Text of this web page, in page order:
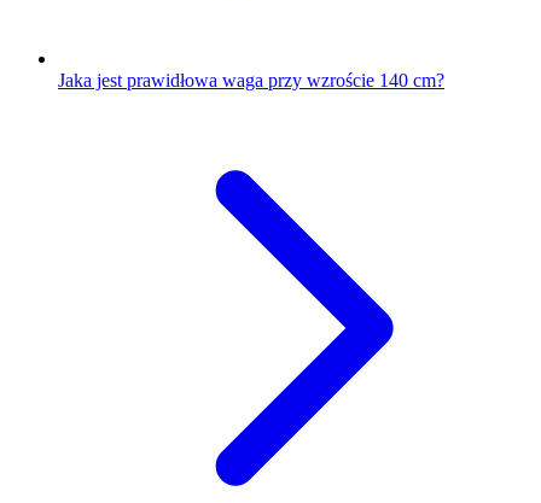
Jaka jest prawidłowa waga przy wzroście 140 cm?